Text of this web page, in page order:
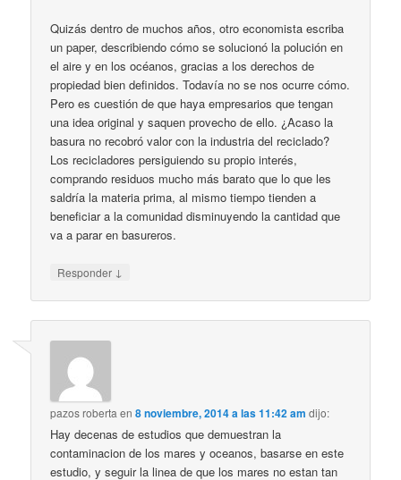
Quizás dentro de muchos años, otro economista escriba
un paper, describiendo cómo se solucionó la polución en
el aire y en los océanos, gracias a los derechos de
propiedad bien definidos. Todavía no se nos ocurre cómo.
Pero es cuestión de que haya empresarios que tengan
una idea original y saquen provecho de ello. ¿Acaso la
basura no recobró valor con la industria del reciclado?
Los recicladores persiguiendo su propio interés,
comprando residuos mucho más barato que lo que les
saldría la materia prima, al mismo tiempo tienden a
beneficiar a la comunidad disminuyendo la cantidad que
va a parar en basureros.
Responder ↓
pazos roberta en8 noviembre, 2014 a las 11:42 am dijo:
Hay decenas de estudios que demuestran la
contaminacion de los mares y oceanos, basarse en este
estudio, y seguir la linea de que los mares no estan tan